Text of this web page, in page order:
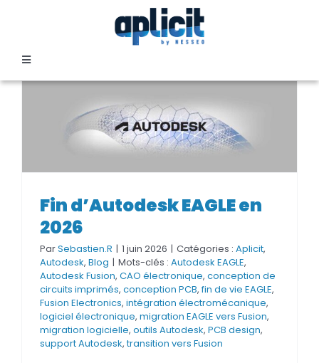
Toggle
Navigation
TEMOIGNAGES
EVENEMENTS
BLOG
Fin d’Autodesk EAGLE en 2026
Fin d’Autodesk EAGLE en
2026
ParSebastien.R | 1 juin 2026 | Catégories : Aplicit,
Autodesk, Blog | Mots-clés : Autodesk EAGLE,
Autodesk Fusion, CAO électronique, conception de
circuits imprimés, conception PCB,fin de vie EAGLE,
Fusion Electronics, intégration électromécanique,
logiciel électronique, migration EAGLE vers Fusion,
migration logicielle, outils Autodesk, PCB design,
support Autodesk,transition vers Fusion